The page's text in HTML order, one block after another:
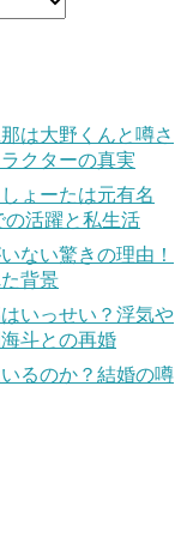
は大野くんと噂さ
クターの真実
ょーたは元有名
の活躍と私生活
ない驚きの理由！
背景
いっせい？浮気や
斗との再婚
るのか？結婚の噂